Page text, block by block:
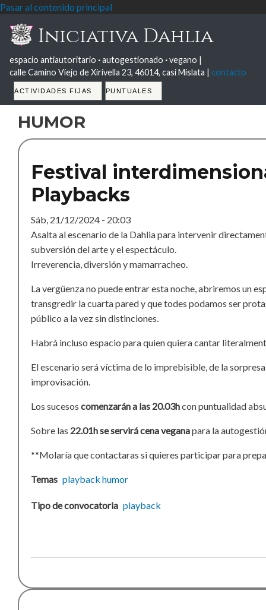
Pasar al contenido principal
Iniciativa Dahlia
espacio antiautoritario ·autogestionado ·vegano |
calle Camino Viejo de Xirivella 23, 46014, casi Mislata | contacto
Tabs
ACTIVIDADES FIJAS PUNTUALES
humor
Festival
Playbacks
Sáb, 21/12/2024 - 20:03
Asalta al escenario de la Dahlia para intervenir
subversión del arte y el espectáculo.
Irreverencia, diversión y mamarracheo.
La vergüenza no puede entrar esta noche, abriremos un
transgredir la cuarta pared y que todes podamos ser
público a la vez sin distinciones.
Habrá incluso espacio para quien quiera cantar
El escenario será víctima de lo imprebisible, de la
improvisación.
Los sucesos comenzarán a las 20.03hcon puntualidad
Sobre las 22.01h se servirá cena veganapara la
**Molaría que contactaras si quieres participar para
Temas playback humor
Tipo de convocatoria playback